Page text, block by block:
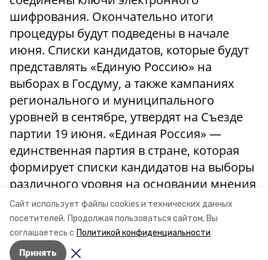
Сайт использует файлы cookies и технических данных
посетителей. Продолжая пользоваться сайтом, Вы
соглашаетесь с Политикой конфиденциальности
Принять
шифрования. Окончательно итоги
процедуры будут подведены в начале
июня. Списки кандидатов, которые будут
представлять «Единую Россию» на
выборах в Госдуму, а также кампаниях
регионального и муниципального
уровней в сентябре, утвердят на Съезде
партии 19 июня. «Единая Россия» —
единственная партия в стране, которая
формирует списки кандидатов на выборы
различного уровня на основании мнения
избирателей, проводя всенародное
предварительное голосование.
Авторы: Ольга Винницкая